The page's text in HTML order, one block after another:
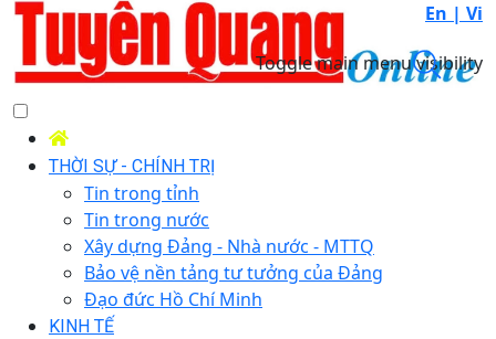
En | Vi
Toggle main menu visibility
THỜI SỰ - CHÍNH TRỊ
Tin trong tỉnh
Tin trong nước
Xây dựng Đảng - Nhà nước - MTTQ
Bảo vệ nền tảng tư tưởng của Đảng
Đạo đức Hồ Chí Minh
KINH TẾ